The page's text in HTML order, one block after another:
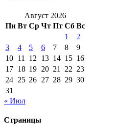
Август 2026
Пн Вт Ср Чт Пт Сб Вс
1
2
3
4 5 6 7 8
9
10 11 12 13 14 15 16
17 18 19 20 21 22 23
24 25 26 27 28 29 30
31
« Июл
Страницы